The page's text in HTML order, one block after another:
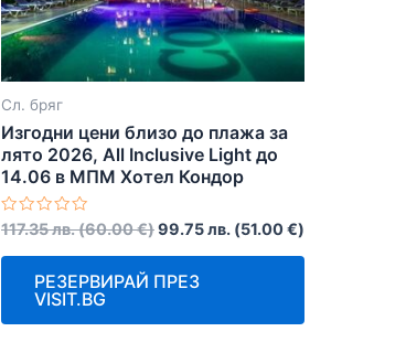
Сл. бряг
Изгодни цени близо до плажа за
лято 2026, All Inclusive Light до
14.06 в МПМ Хотел Кондор
Оценено
с
0
117.35лв.(60.00€)99.75лв. (51.00€)
РЕЗЕРВИРАЙ ПРЕЗ
VISIT.BG